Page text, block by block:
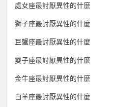
處女座最討厭異性的什麼
獅子座最討厭異性的什麼
巨蟹座最討厭異性的什麼
雙子座最討厭異性的什麼
金牛座最討厭異性的什麼
白羊座最討厭異性的什麼